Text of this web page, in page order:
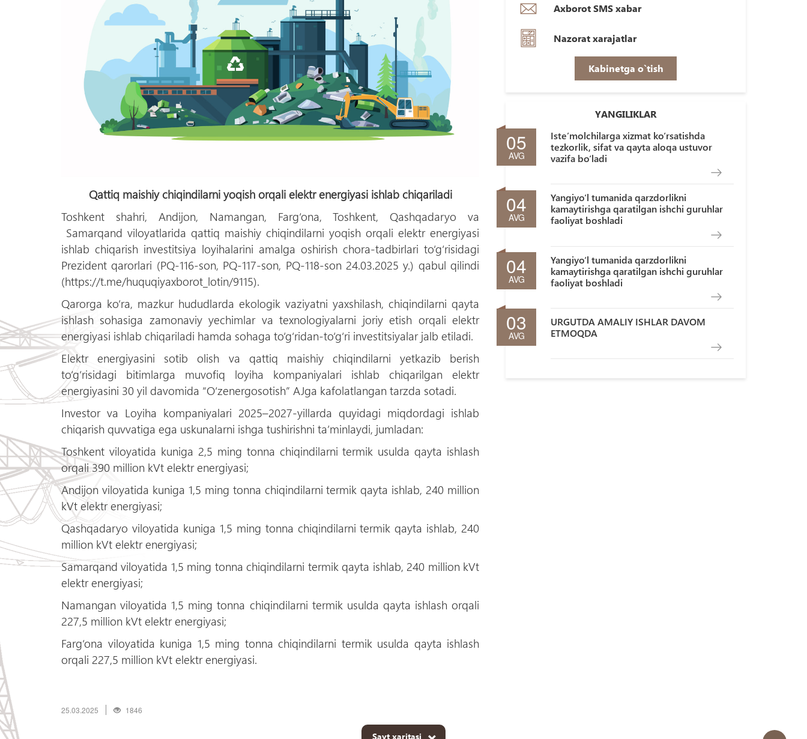
Qattiq maishiy chiqindilarni yoqish orqali elektr energiyasi ishlab chiqariladi
Toshkent shahri, Andijon, Namangan, Farg‘ona, Toshkent, Qashqadaryo va
Samarqand viloyatlarida qattiq maishiy chiqindilarni yoqish orqali elektr energiyasi
ishlab chiqarish investitsiya loyihalarini amalga oshirish chora-tadbirlari to‘g‘risidagi
Prezident qarorlari (PQ-116-son, PQ-117-son, PQ-118-son 24.03.2025 y.) qabul qilindi
(https://t.me/huquqiyaxborot_lotin/9115).
Qarorga ko‘ra, mazkur hududlarda ekologik vaziyatni yaxshilash, chiqindilarni qayta
ishlash sohasiga zamonaviy yechimlar va texnologiyalarni joriy etish orqali elektr
energiyasi ishlab chiqariladi hamda sohaga to‘g‘ridan-to‘g‘ri investitsiyalar jalb etiladi.
Elektr energiyasini sotib olish va qattiq maishiy chiqindilarni yetkazib berish
to‘g‘risidagi bitimlarga muvofiq loyiha kompaniyalari ishlab chiqarilgan elektr
energiyasini 30 yil davomida “O‘zenergosotish” AJga kafolatlangan tarzda sotadi.
Investor va Loyiha kompaniyalari 2025–2027-yillarda quyidagi miqdordagi ishlab
chiqarish quvvatiga ega uskunalarni ishga tushirishni ta’minlaydi, jumladan:
Toshkent viloyatida kuniga 2,5 ming tonna chiqindilarni termik usulda qayta ishlash
orqali 390 million kVt elektr energiyasi;
Andijon viloyatida kuniga 1,5 ming tonna chiqindilarni termik qayta ishlab, 240 million
kVt elektr energiyasi;
Qashqadaryo viloyatida kuniga 1,5 ming tonna chiqindilarni termik qayta ishlab, 240
million kVt elektr energiyasi;
Samarqand viloyatida 1,5 ming tonna chiqindilarni termik qayta ishlab, 240 million kVt
elektr energiyasi;
Namangan viloyatida 1,5 ming tonna chiqindilarni termik usulda qayta ishlash orqali
227,5 million kVt elektr energiyasi;
Farg‘ona viloyatida kuniga 1,5 ming tonna chiqindilarni termik usulda qayta ishlash
orqali 227,5 million kVt elektr energiyasi.
25.03.2025 1846
Axborot SMS xabar
Nazorat xarajatlar
Kabinetga o`tish
YANGILIKLAR
05
AVG
Iste’molchilarga xizmat ko‘rsatishda
tezkorlik, sifat va qayta aloqa ustuvor
vazifa bo‘ladi
04
AVG
Yangiyo‘l tumanida qarzdorlikni
kamaytirishga qaratilgan ishchi guruhlar
faoliyat boshladi
04
AVG
Yangiyo‘l tumanida qarzdorlikni
kamaytirishga qaratilgan ishchi guruhlar
faoliyat boshladi
03
AVG
URGUTDA AMALIY ISHLAR DAVOM
ETMOQDA
Sayt xaritasi